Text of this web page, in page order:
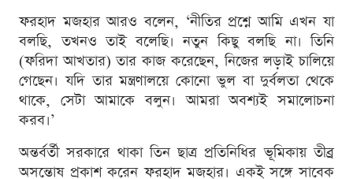
ফরহাদ মজহার আরও বলেন, ‘নীতির প্রশ্নে আমি এখন যা
বলছি, তখনও তাই বলেছি। নতুন কিছু বলছি না। তিনি
(ফরিদা আখতার) তার কাজ করেছেন, নিজের লড়াই চালিয়ে
গেছেন। যদি তার মন্ত্রণালয়ে কোনো ভুল বা দুর্বলতা থেকে
থাকে, সেটা আমাকে বলুন। আমরা অবশ্যই সমালোচনা
করব।’
অন্তর্বর্তী সরকারে থাকা তিন ছাত্র প্রতিনিধির ভূমিকায় তীব্র
অসন্তোষ প্রকাশ করেন ফরহাদ মজহার। একই সঙ্গে সাবেক